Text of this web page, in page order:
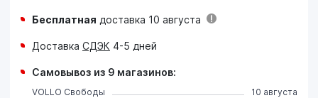
Бесплатная доставка 10 августа
Доставка СДЭК 4-5 дней
Самовывоз из 9 магазинов:
VOLLO Свободы
10 августа